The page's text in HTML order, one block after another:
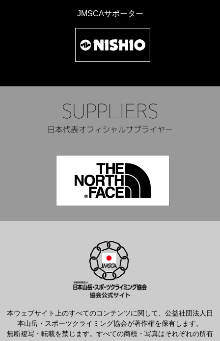
JMSCAサポーター
本ウェブサイト上のすべてのコンテンツに関して、公益社団法人日
本山岳・スポーツクライミング協会が著作権を保有します。
無断複写・転載を禁じます。すべての商標・写真はそれぞれの所有